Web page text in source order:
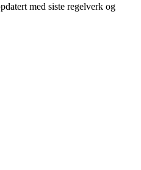
med siste regelverk og